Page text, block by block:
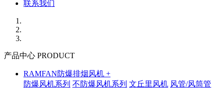
联系我们
产品中心 PRODUCT
RAMFAN防爆排烟风机 +
防爆风机系列 不防爆风机系列 文丘里风机 风管/风筒管